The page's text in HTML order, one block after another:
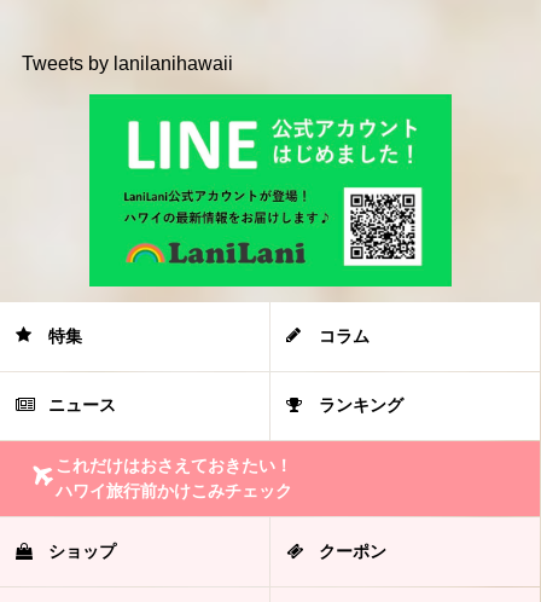
Tweets by lanilanihawaii
特集 コラム
ニュース ランキング
これだけはおさえておきたい！
ハワイ旅行前かけこみチェック
ショップ クーポン